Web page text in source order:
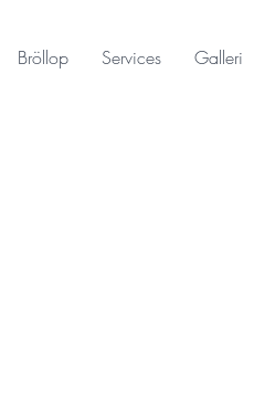
Bröllop Services Galleri